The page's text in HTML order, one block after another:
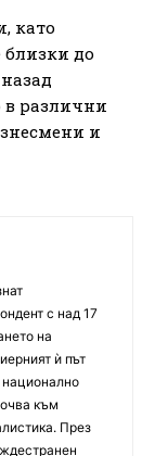
като
до
в различни
и
с над 17
на
ѝ път
национално
към
През